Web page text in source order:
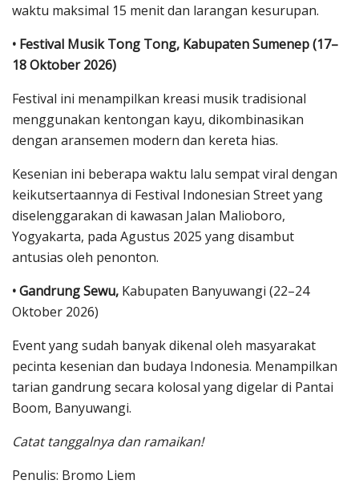
waktu maksimal 15 menit dan larangan kesurupan.
• Festival Musik Tong Tong, Kabupaten Sumenep (17–
18 Oktober 2026)
Festival ini menampilkan kreasi musik tradisional
menggunakan kentongan kayu, dikombinasikan
dengan aransemen modern dan kereta hias.
Kesenian ini beberapa waktu lalu sempat viral dengan
keikutsertaannya di Festival Indonesian Street yang
diselenggarakan di kawasan Jalan Malioboro,
Yogyakarta, pada Agustus 2025 yang disambut
antusias oleh penonton.
• Gandrung Sewu, Kabupaten Banyuwangi (22–24
Oktober 2026)
Event yang sudah banyak dikenal oleh masyarakat
pecinta kesenian dan budaya Indonesia. Menampilkan
tarian gandrung secara kolosal yang digelar di Pantai
Boom, Banyuwangi.
Catat tanggalnya dan ramaikan!
Penulis: Bromo Liem